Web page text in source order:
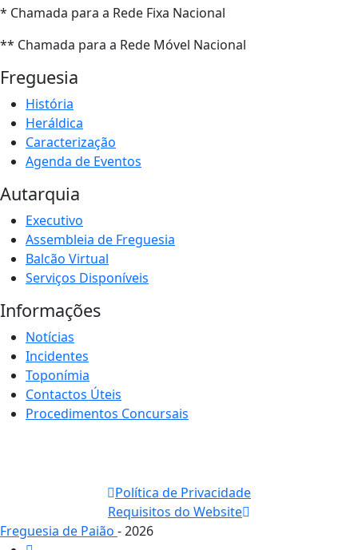
* Chamada para a Rede Fixa Nacional
** Chamada para a Rede Móvel Nacional
Freguesia
História
Heráldica
Caracterização
Agenda de Eventos
Autarquia
Executivo
Assembleia de Freguesia
Balcão Virtual
Serviços Disponíveis
Informações
Notícias
Incidentes
Toponímia
Contactos Úteis
Procedimentos Concursais
Política de Privacidade
Requisitos do Website
Freguesia de Paião - 2026